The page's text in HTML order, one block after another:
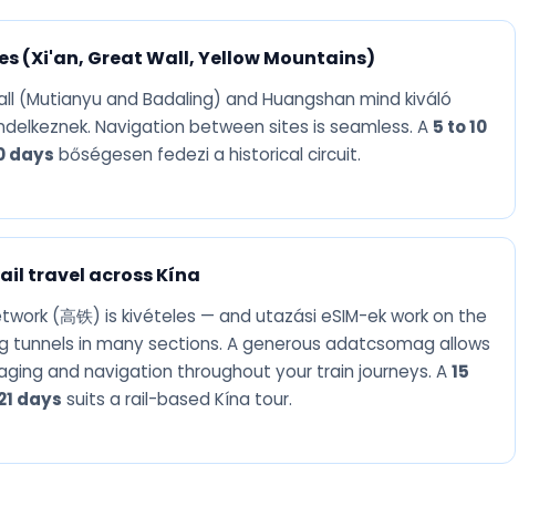
(Xi'an, Great Wall, Yellow Mountains)
(Mutianyu and Badaling) and Huangshan mind kiváló
Navigation between sites is seamless. A 5 to 10
days bőségesen fedezi a historical circuit.
travel across Kína
(高铁) is kivételes — and utazási eSIM-ek work on the
tunnels in many sections. A generous adatcsomag allows
and navigation throughout your train journeys. A15
days suits a rail-based Kína tour.